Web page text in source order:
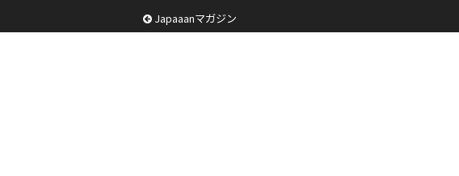
Japaaanマガジン